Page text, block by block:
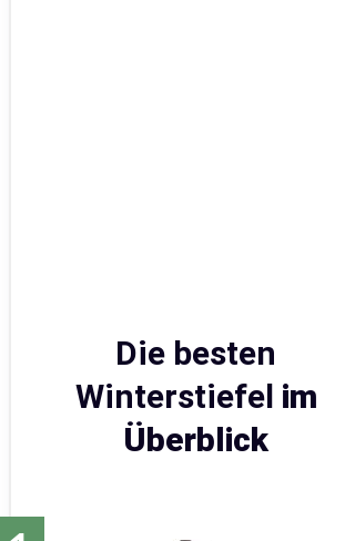
Die besten
Winterstiefel im
Überblick